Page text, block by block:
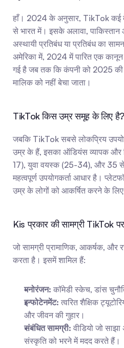
हाँ। 2024 के अनुसार, TikTok कई
से भारत में। इसके अलावा,
अस्थायी प्रतिबंध या प्रतिबंध का
अमेरिका में, 2024 में पारित एक
गई है जब तक कि कंपनी को 2025 की
मालिक को नहीं बेचा जाता।
TikTok किस उम्र समूह के लिए है?
जबकि TikTok सबसे लोकप्रिय
उम्र के हैं, इसका ऑडियंस व्यापक और
17), युवा वयस्क (25-34), और 35
महत्वपूर्ण उपयोगकर्ता आधार है।
उम्र के लोगों को आकर्षित करने के लिए
Kis प्रकार की सामग्री TikTok
जो सामग्री प्रामाणिक, आकर्षक, और
करता है। इसमें शामिल हैं:
मनोरंजन: कॉमेडी स्केच, डांस
इन्फोटेनमेंट: त्वरित शैक्षिक
और जीवन की गुहार।
संबंधित सामग्री: वीडियो जो
संस्कृति को भरने में मदद करते हैं।